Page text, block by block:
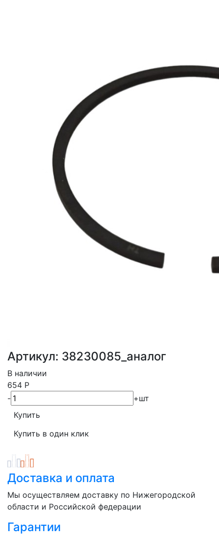
Артикул: 38230085_аналог
В наличии
654 Р
-
+шт
Доставка и оплата
Мы осуществляем доставку по Нижегородской
области и Российской федерации
Гарантии